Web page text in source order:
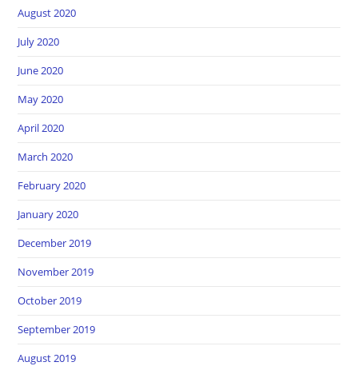
August 2020
July 2020
June 2020
May 2020
April 2020
March 2020
February 2020
January 2020
December 2019
November 2019
October 2019
September 2019
August 2019